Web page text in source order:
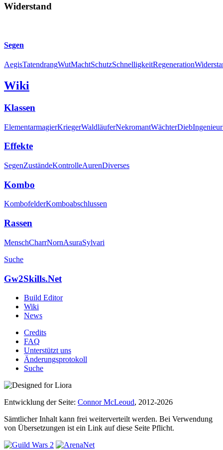
Widerstand
Segen
AegisTatendrangWutMachtSchutzSchnelligkeitRegeneration
Wiki
Klassen
ElementarmagierKriegerWaldläuferNekromantWächterDiebIngenieur
Effekte
SegenZuständeKontrolleAurenDiverses
Kombo
KombofelderKomboabschlussen
Rassen
MenschCharrNornAsuraSylvari
Suche
Gw2Skills.Net
Build Editor
Wiki
News
Credits
FAQ
Unterstützt uns
Änderungsprotokoll
Suche
Entwicklung der Seite: Connor McLeoud, 2012-2026
Sämtlicher Inhalt kann frei weiterverteilt werden. Bei Verwendung
von Übersetzungen ist ein Link auf diese Seite Pflicht.